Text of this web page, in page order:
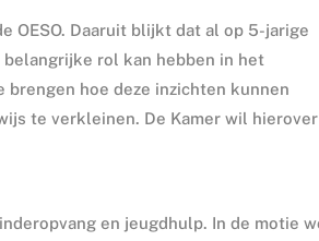
OESO. Daaruit blijkt dat al op 5-jarige
rol kan hebben in het
hoe deze inzichten kunnen
te verkleinen. De Kamer wil hierover
en jeugdhulp. In de motie